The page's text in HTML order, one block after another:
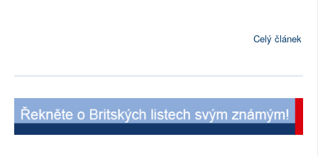
Celý článek